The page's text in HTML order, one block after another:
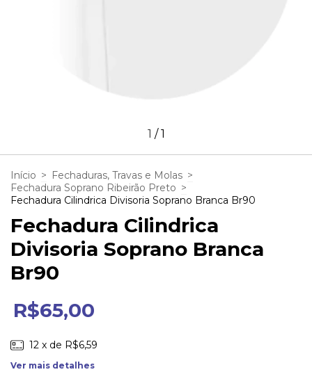
1 /1
Início > Fechaduras, Travas e Molas >
Fechadura Soprano Ribeirão Preto >
Fechadura Cilindrica Divisoria Soprano Branca Br90
Fechadura Cilindrica
Divisoria Soprano Branca
Br90
R$65,00
12 x de R$6,59
Ver mais detalhes